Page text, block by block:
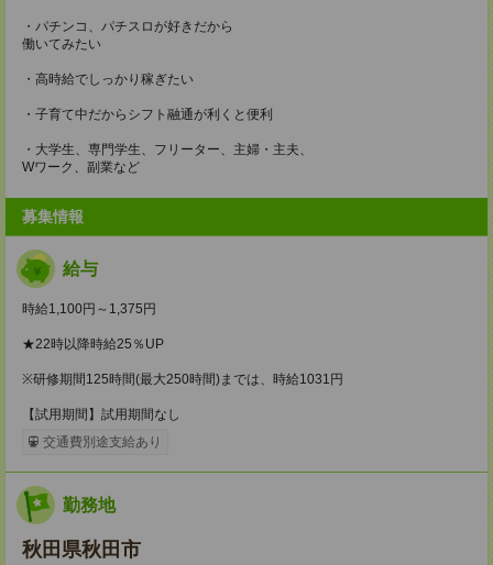
・パチンコ、パチスロが好きだから
働いてみたい
・高時給でしっかり稼ぎたい
・子育て中だからシフト融通が利くと便利
・大学生、専門学生、フリーター、主婦・主夫、
Wワーク、副業など
募集情報
給与
時給1,100円～1,375円
★22時以降時給25％UP
※研修期間125時間(最大250時間)までは、時給1031円
【試用期間】試用期間なし
交通費別途支給あり
勤務地
秋田県秋田市